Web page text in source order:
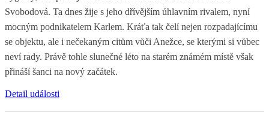
Svobodová. Ta dnes žije s jeho dřívějším úhlavním rivalem, nyní
mocným podnikatelem Karlem. Kráťa tak čelí nejen rozpadajícímu
se objektu, ale i nečekaným citům vůči Anežce, se kterými si vůbec
neví rady. Právě tohle slunečné léto na starém známém místě však
přináší šanci na nový začátek.
Detail události